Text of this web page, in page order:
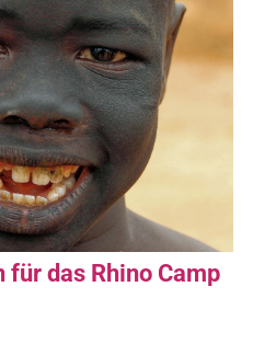
das Rhino Camp